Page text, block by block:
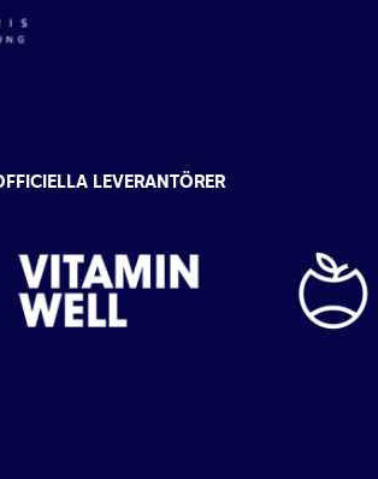
LEVERANTÖRER